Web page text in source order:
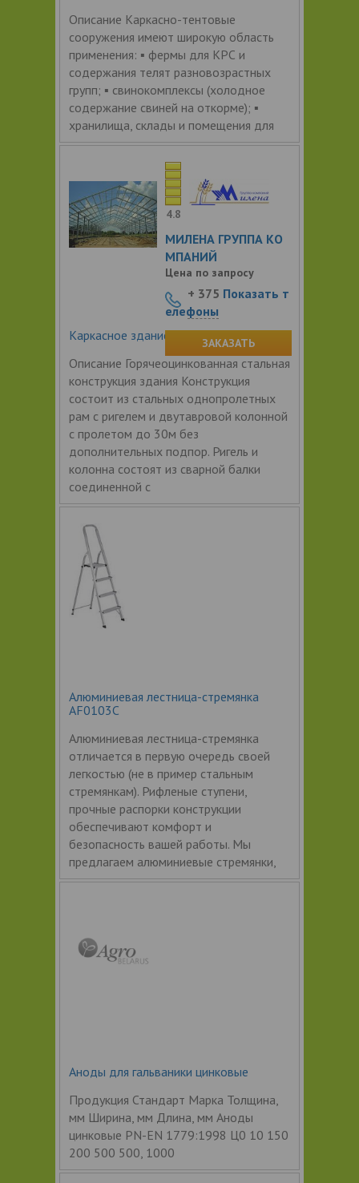
Описание Каркасно-тентовые
сооружения имеют широкую область
применения: ▪ фермы для КРС и
содержания телят разновозрастных
групп; ▪ свинокомплексы (холодное
содержание свиней на откорме); ▪
хранилища, склады и помещения для
Каркасное здание для МТФ
Описание Горячеоцинкованная стальная
конструкция здания Конструкция
состоит из стальных однопролетных
рам с ригелем и двутавровой колонной
с пролетом до 30м без
дополнительных подпор. Ригель и
колонна состоят из сварной балки
соединенной с
4.8
МИЛЕНА ГРУППА КО
МПАНИЙ
Цена по запросу
+ 375 Показать т
елефоны
ЗАКАЗАТЬ
Алюминиевая лестница-стремянка
AF0103C
Алюминиевая лестница-стремянка
отличается в первую очередь своей
легкостью (не в пример стальным
стремянкам). Рифленые ступени,
прочные распорки конструкции
обеспечивают комфорт и
безопасность вашей работы. Мы
предлагаем алюминиевые стремянки,
Аноды для гальваники цинковые
Продукция Стандарт Марка Толщина,
мм Ширина, мм Длина, мм Аноды
цинковые PN-EN 1779:1998 Ц0 10 150
200 500 500, 1000